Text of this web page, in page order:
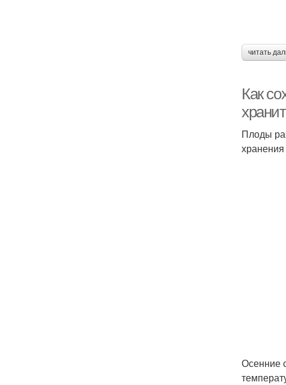
читать
Как
Плоды
Осенние